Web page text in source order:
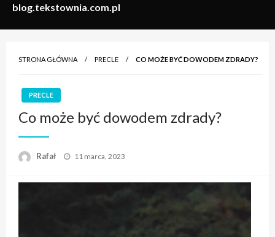
blog.tekstownia.com.pl
STRONA GŁÓWNA PRECLE CO MOŻE BYĆ DOWODEM ZDRADY?
PRECLE
Co może być dowodem zdrady?
Rafał
Opublikowane
11 marca, 2023